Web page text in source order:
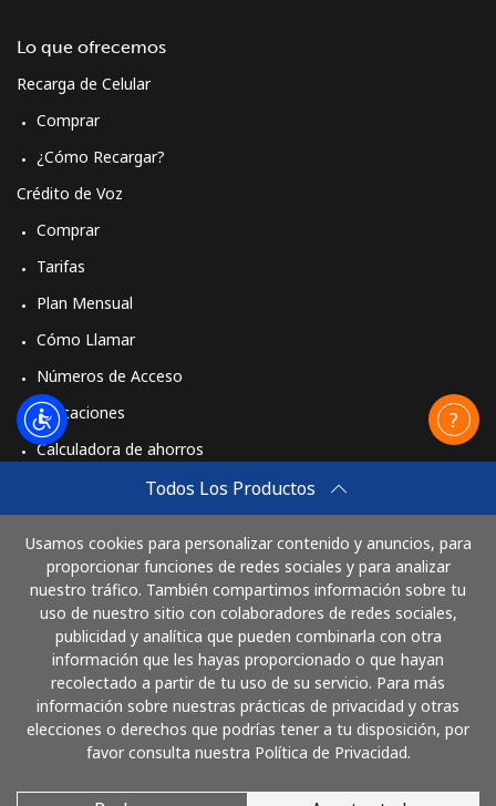
Todos Los Productos
Usamos cookies para personalizar contenido y anuncios, para
proporcionar funciones de redes sociales y para analizar
nuestro tráfico. También compartimos información sobre tu
uso de nuestro sitio con colaboradores de redes sociales,
publicidad y analítica que pueden combinarla con otra
información que les hayas proporcionado o que hayan
recolectado a partir de tu uso de su servicio. Para más
información sobre nuestras prácticas de privacidad y otras
elecciones o derechos que podrías tener a tu disposición, por
favor consulta nuestra Política de Privacidad.
Lo que ofrecemos
Recarga de Celular
Comprar
¿Cómo Recargar?
Crédito de Voz
Comprar
Tarifas
Plan Mensual
Cómo Llamar
Números de Acceso
Aplicaciones
Calculadora de ahorros
Cómo funciona
Paga con